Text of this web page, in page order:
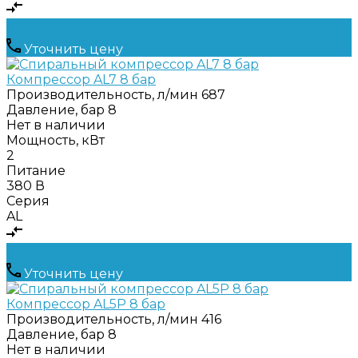
Уточнить цену
Компрессор AL7 8 бар
Производительность, л/мин 687
Давление, бар 8
Нет в наличии
Мощность, кВт
2
Питание
380 В
Серия
AL
Уточнить цену
Компрессор AL5Р 8 бар
Производительность, л/мин 416
Давление, бар 8
Нет в наличии